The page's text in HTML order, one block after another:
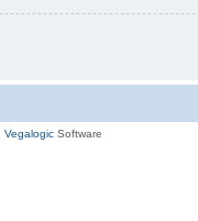
Vegalogic Software